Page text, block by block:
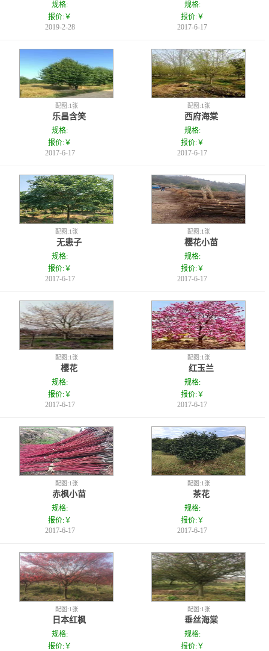
规格:
报价:￥
2019-2-28
规格:
报价:￥
2017-6-17
配图:1张
乐昌含笑
规格:
报价:￥
2017-6-17
配图:1张
西府海棠
规格:
报价:￥
2017-6-17
配图:1张
无患子
规格:
报价:￥
2017-6-17
配图:1张
樱花小苗
规格:
报价:￥
2017-6-17
配图:1张
樱花
规格:
报价:￥
2017-6-17
配图:1张
红玉兰
规格:
报价:￥
2017-6-17
配图:1张
赤枫小苗
规格:
报价:￥
2017-6-17
配图:1张
茶花
规格:
报价:￥
2017-6-17
配图:1张
日本红枫
规格:
报价:￥
配图:1张
垂丝海棠
规格:
报价:￥